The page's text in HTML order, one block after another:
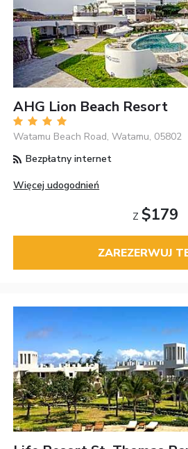
AHG Lion Beach Resort
Watamu Beach Road, Watamu, 05802
Bezpłatny internet
Więcej udogodnień
Z $179
ZAREZERWUJ